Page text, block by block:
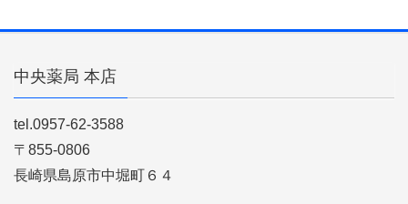
中央薬局 本店
tel.0957-62-3588
〒855-0806
長崎県島原市中堀町６４